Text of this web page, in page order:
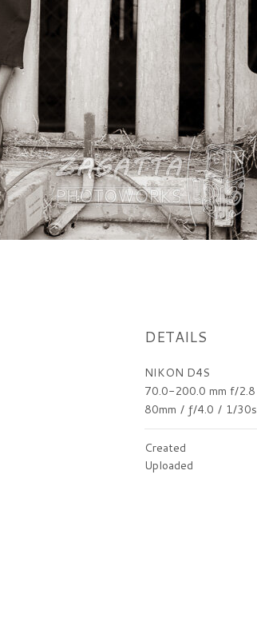
DETAILS
NIKON D4S
70.0-200.0 mm f/2.8
80mm / ƒ/4.0 / 1/30s
Created
Uploaded